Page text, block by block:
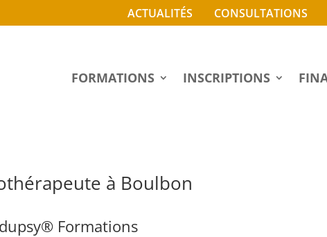
ACTUALITÉS CONSULTATIONS
FORMATIONS INSCRIPTIONS
à Boulbon
Formations